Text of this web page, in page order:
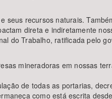
seus recursos naturais.
direta e indiretamente
do Trabalho, ratificada pelo
mineradoras em nossas
de todas as portarias,
como está escrita